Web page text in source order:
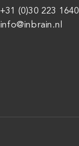
+31 (0)30 223 1640
info@inbrain.nl